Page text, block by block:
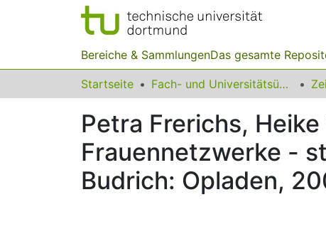
Bereiche & SammlungenDas gesamte
Startseite Fach- und Universitätsübergreifendes
Petra Frerichs,
Frauennetzwerke -
Budrich: Opladen,